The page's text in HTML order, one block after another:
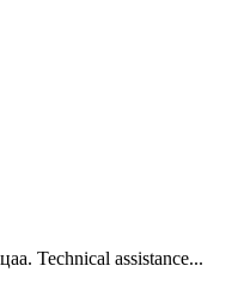
Technical assistance...